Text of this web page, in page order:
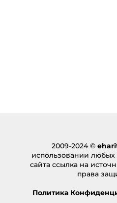
2009-2024 ©
использовании любых
сайта ссылка на
права
Политика